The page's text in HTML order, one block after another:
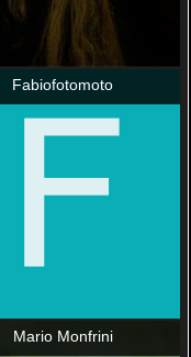
Fabiofotomoto
Mario Monfrini